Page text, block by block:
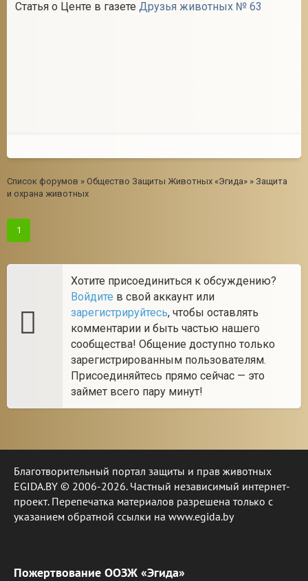
Статья о Центе в газете Друзья животных № 63
Список форумов » Общество Защиты Животных «Эгида» » Защита
и охрана животных
1
Хотите присоединиться к обсуждению?
Войдите в свой аккаунт или
зарегистрируйтесь, чтобы оставлять
комментарии и быть частью нашего
сообщества! Общение доступно только
зарегистрированным пользователям.
Присоединяйтесь прямо сейчас — это
займет всего пару минут!
Благотворительный портал защиты и прав животных
EGIDA.BY © 2006-2026. Частный независимый интернет-
проект. Перепечатка материалов разрешена только с
указанием обратной ссылки на www.egida.by
Пожертвование ООЗЖ «Эгида»